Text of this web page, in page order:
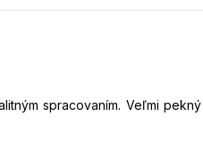
spracovaním. Veľmi